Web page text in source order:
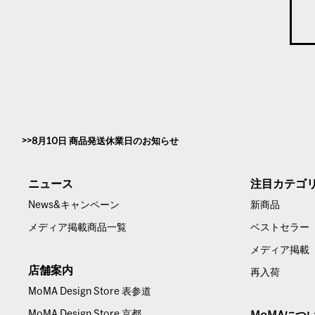
8月10日 商品発送休業日のお知らせ
ニュース
News&キャンペーン
メディア掲載商品一覧
店舗案内
MoMA Design Store 表参道
注目カテゴ
新商品
ベストセラー
メディア掲載
再入荷